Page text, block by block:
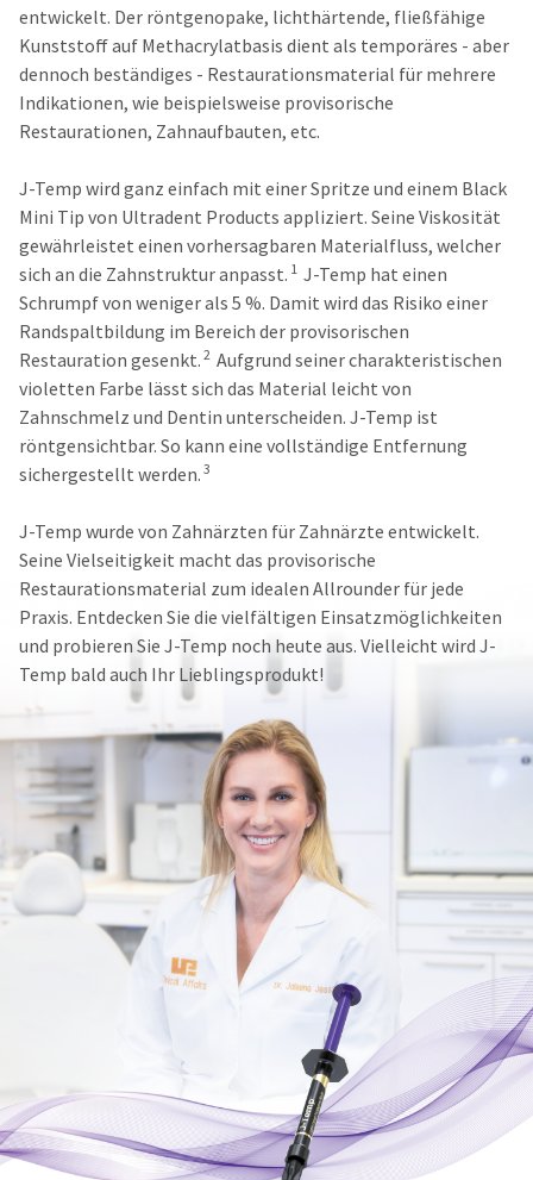
entwickelt. Der röntgenopake, lichthärtende, fließfähige
Kunststoff auf Methacrylatbasis dient als temporäres - aber
dennoch beständiges - Restaurationsmaterial für mehrere
Indikationen, wie beispielsweise provisorische
Restaurationen, Zahnaufbauten, etc.
J-Temp wird ganz einfach mit einer Spritze und einem Black
Mini Tip von Ultradent Products appliziert. Seine Viskosität
gewährleistet einen vorhersagbaren Materialfluss, welcher
sich an die Zahnstruktur anpasst. 1 J-Temp hat einen
Schrumpf von weniger als 5 %. Damit wird das Risiko einer
Randspaltbildung im Bereich der provisorischen
Restauration gesenkt. 2 Aufgrund seiner charakteristischen
violetten Farbe lässt sich das Material leicht von
Zahnschmelz und Dentin unterscheiden. J-Temp ist
röntgensichtbar. So kann eine vollständige Entfernung
sichergestellt werden. 3
J-Temp wurde von Zahnärzten für Zahnärzte entwickelt.
Seine Vielseitigkeit macht das provisorische
Restaurationsmaterial zum idealen Allrounder für jede
Praxis. Entdecken Sie die vielfältigen Einsatzmöglichkeiten
und probieren Sie J-Temp noch heute aus. Vielleicht wird J-
Temp bald auch Ihr Lieblingsprodukt!
status
calling
our
customer
service
888.230.1420.
The
estimated
ship
date*
is
subject
to
change
at
due
to
You
will
receive
order
confirmation
email
an
email
the
item
ready
to
You
any
time
while
third-
party
payment
management
HighRadius.
Please
have
your
login
credentials
ready.
to
If
you
need
Ultradent,
please
call
U.S.
Customer
Support
1.800.552.5512
Products,
Inc.
PO